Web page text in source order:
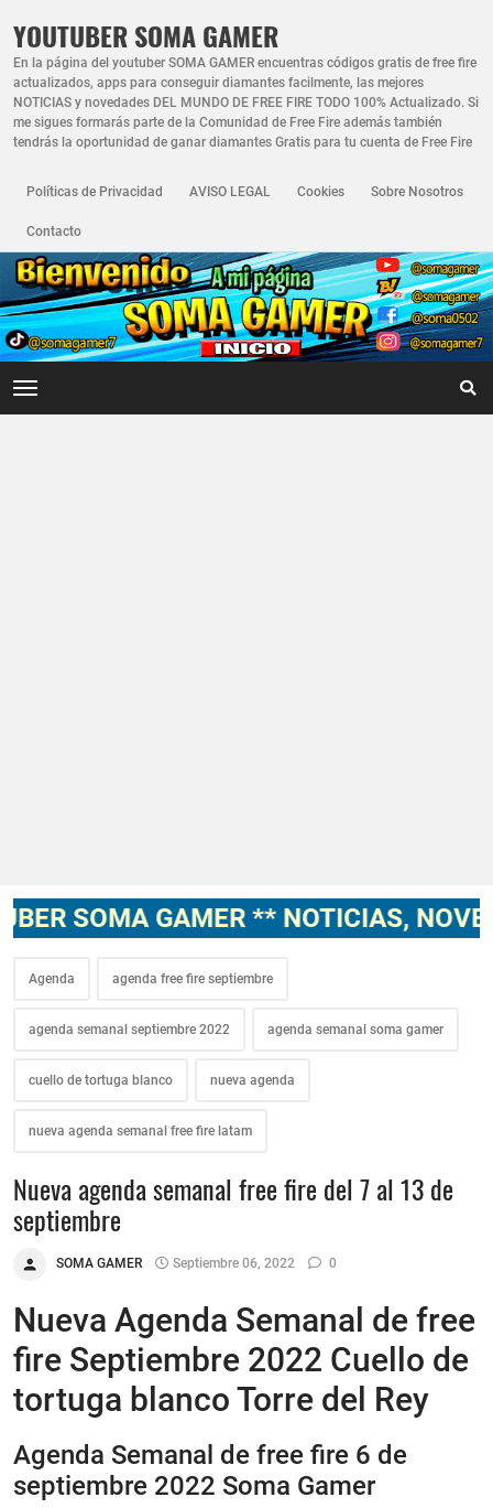
YOUTUBER SOMA GAMER
En la página del youtuber SOMA GAMER encuentras códigos gratis de free fire
actualizados, apps para conseguir diamantes facilmente, las mejores
NOTICIAS y novedades DEL MUNDO DE FREE FIRE TODO 100% Actualizado. Si
me sigues formarás parte de la Comunidad de Free Fire además también
tendrás la oportunidad de ganar diamantes Gratis para tu cuenta de Free Fire
Políticas de Privacidad AVISO LEGAL Cookies Sobre Nosotros
Contacto
GAMER ** NOTICIAS,
Agenda agenda free fire septiembre
agenda semanal septiembre 2022 agenda semanal soma gamer
cuello de tortuga blanco nueva agenda
nueva agenda semanal free fire latam
Nueva agenda semanal free fire del 7 al 13 de
septiembre
SOMA GAMER Septiembre 06, 2022 0
Nueva Agenda Semanal de free
fire Septiembre 2022 Cuello de
tortuga blanco Torre del Rey
Agenda Semanal de free fire 6 de
septiembre 2022 Soma Gamer